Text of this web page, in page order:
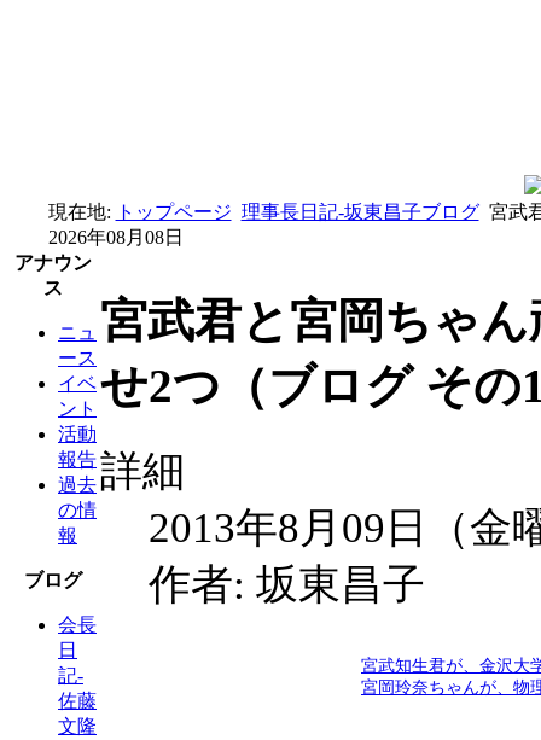
現在地: トップページ 理事長日記-坂東昌子ブログ 宮武
2026年08月08日
アナウン
ス
ニュ
ース
イベ
ント
活動
報告
過去
の情
報
ブログ
会長
日
記-
佐藤
文隆
宮武君と宮岡ちゃ
せ2つ（ブログ その
詳細
2013年8月09日（金
作者: 坂東昌子
宮武知生君が、金沢大
宮岡玲奈ちゃんが、物